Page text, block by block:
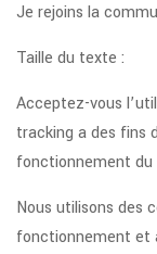
Je rejoins la
Taille du texte :
Acceptez-vous
tracking a des fins
fonctionnement du
Nous utilisons des
fonctionnement et